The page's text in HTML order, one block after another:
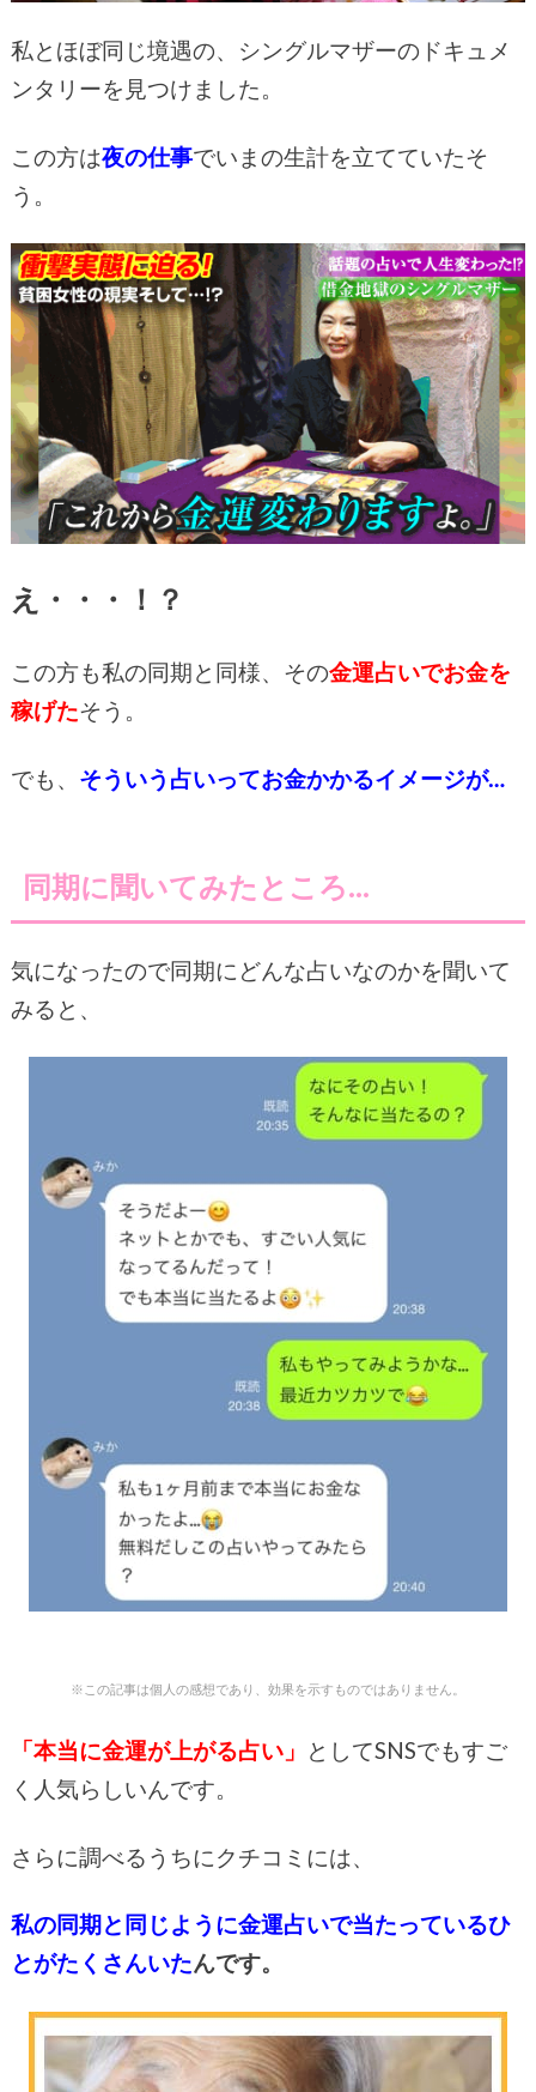
私とほぼ同じ境遇の、シングルマザーのドキュメ
ンタリーを見つけました。
この方は夜の仕事でいまの生計を立てていたそ
う。
え・・・！？
この方も私の同期と同様、その金運占いでお金を
稼げたそう。
でも、 そういう占いってお金かかるイメージが…
同期に聞いてみたところ…
気になったので同期にどんな占いなのかを聞いて
みると、
※この記事は個人の感想であり、効果を示すものではありません。
「本当に金運が上がる占い」 としてSNSでもすご
く人気らしいんです。
さらに調べるうちにクチコミには、
私の同期と同じように金運占いで当たっているひ
とがたくさんいたんです。